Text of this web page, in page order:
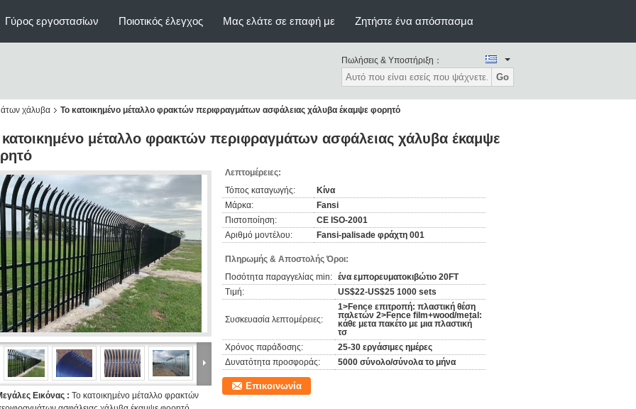
Γύρος εργοστασίων Ποιοτικός έλεγχος Μας ελάτε σε επαφή με Ζητήστε ένα απόσπασμα
Πωλήσεις & Υποστήριξη：
Go
χάλυβα Το κατοικημένο μέταλλο φρακτών περιφραγμάτων ασφάλειας χάλυβα έκαμψε φορητό
μέταλλο φρακτών περιφραγμάτων ασφάλειας χάλυβα έκαμψε
Εικόνας : Το κατοικημένο μέταλλο φρακτών
Λεπτομέρειες:
Τόπος καταγωγής:
Κίνα
Μάρκα:
Fansi
Πιστοποίηση:
CE ISO-2001
Αριθμό μοντέλου:
Fansi-palisade φράχτη 001
Πληρωμής & Αποστολής Όροι:
Ποσότητα παραγγελίας min: ένα εμπορευματοκιβώτιο 20FT
Τιμή:
US$22-US$25 1000 sets
Συσκευασία λεπτομέρειες:
1>Fence επιτροπή: πλαστική θέση
παλετών 2>Fence film+wood/metal:
κάθε μετα πακέτο με μια πλαστική
τσ
Χρόνος παράδοσης:
25-30 εργάσιμες ημέρες
Δυνατότητα προσφοράς:
5000 σύνολο/σύνολα το μήνα
Επικοινωνία